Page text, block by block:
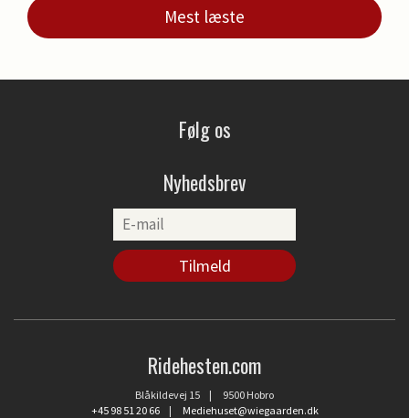
Mest læste
Følg os
Nyhedsbrev
Ridehesten.com
Blåkildevej 15 | 9500 Hobro
+45 98 51 20 66| Mediehuset@wiegaarden.dk